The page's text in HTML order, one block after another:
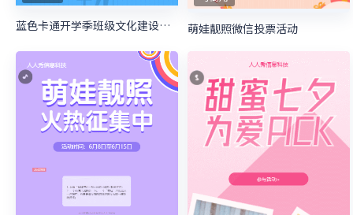
蓝色卡通开学季班级文化建设投票 萌娃靓照微信投票活动